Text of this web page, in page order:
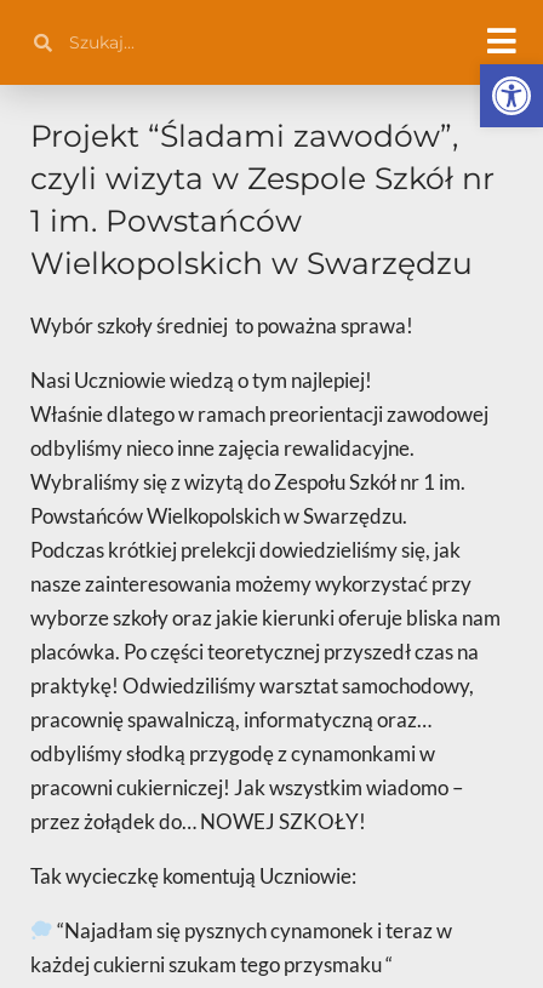
treści
Projekt “Śladami zawodów”,
czyli wizyta w Zespole Szkół nr
1 im. Powstańców
Wielkopolskich w Swarzędzu
Wybór szkoły średniej to poważna sprawa!
Nasi Uczniowie wiedzą o tym najlepiej!
Właśnie dlatego w ramach preorientacji zawodowej
odbyliśmy nieco inne zajęcia rewalidacyjne.
Wybraliśmy się z wizytą do Zespołu Szkół nr 1 im.
Powstańców Wielkopolskich w Swarzędzu.
Podczas krótkiej prelekcji dowiedzieliśmy się, jak
nasze zainteresowania możemy wykorzystać przy
wyborze szkoły oraz jakie kierunki oferuje bliska nam
placówka. Po części teoretycznej przyszedł czas na
praktykę! Odwiedziliśmy warsztat samochodowy,
pracownię spawalniczą, informatyczną oraz…
odbyliśmy słodką przygodę z cynamonkami w
pracowni cukierniczej! Jak wszystkim wiadomo –
przez żołądek do… NOWEJ SZKOŁY!
Tak wycieczkę komentują Uczniowie:
“Najadłam się pysznych cynamonek i teraz w
każdej cukierni szukam tego przysmaku “